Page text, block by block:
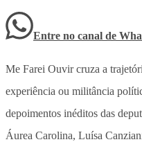
Entre no canal de
Me Farei Ouvir cruza a
experiência ou militância
depoimentos inéditos das
Áurea Carolina, Luísa